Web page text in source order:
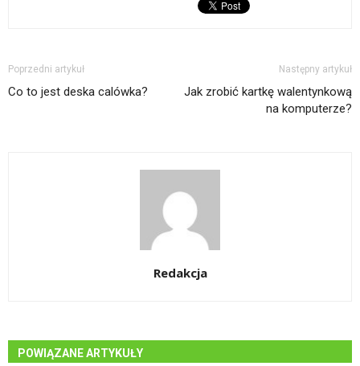
Poprzedni artykuł
Co to jest deska calówka?
Następny artykuł
Jak zrobić kartkę walentynkową
na komputerze?
Redakcja
POWIĄZANE ARTYKUŁY